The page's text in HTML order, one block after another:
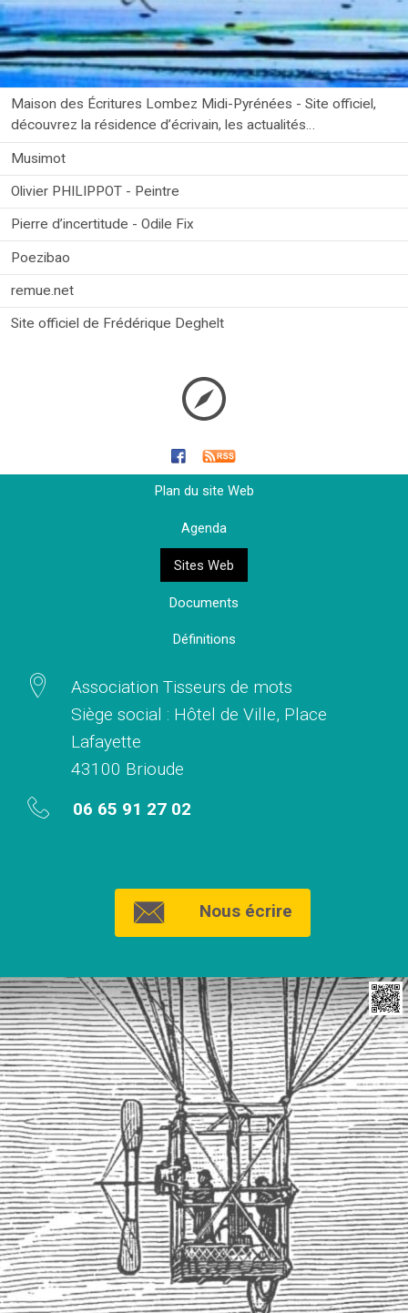
Maison des Écritures Lombez Midi-Pyrénées - Site officiel,
découvrez la résidence d’écrivain, les actualités…
Musimot
Olivier PHILIPPOT - Peintre
Pierre d’incertitude - Odile Fix
Poezibao
remue.net
Site officiel de Frédérique Deghelt
Plan du site Web
Agenda
Sites Web
Documents
Définitions
Association Tisseurs de mots
Siège social : Hôtel de Ville, Place
Lafayette
43100 Brioude
06 65 91 27 02
Nous écrire